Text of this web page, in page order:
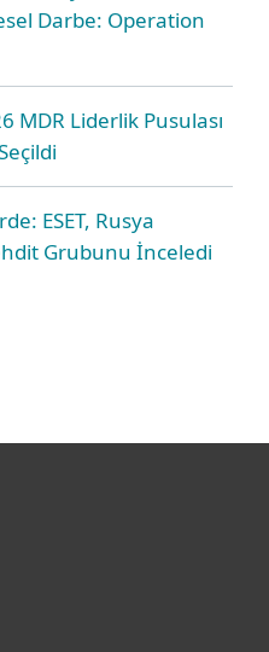
Darbe: Operation
MDR Liderlik Pusulası
ESET, Rusya
Grubunu İnceledi